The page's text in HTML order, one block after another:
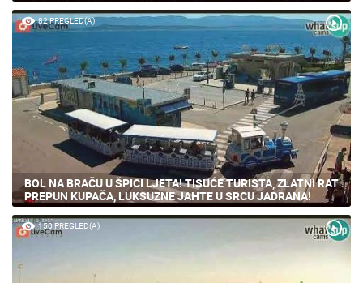
82 PREGLED(A)
BOL NA BRAČU U ŠPICI LJETA! TISUĆE TURISTA, ZLATNI RAT
PREPUN KUPAČA, LUKSUZNE JAHTE U SRCU JADRANA!
150 PREGLED(A)